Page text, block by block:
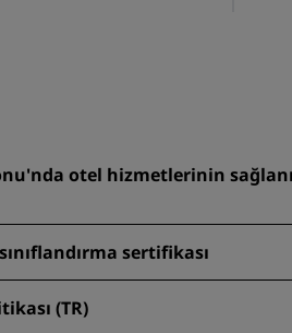
otel hizmetlerinin
sertifikası
(TR)